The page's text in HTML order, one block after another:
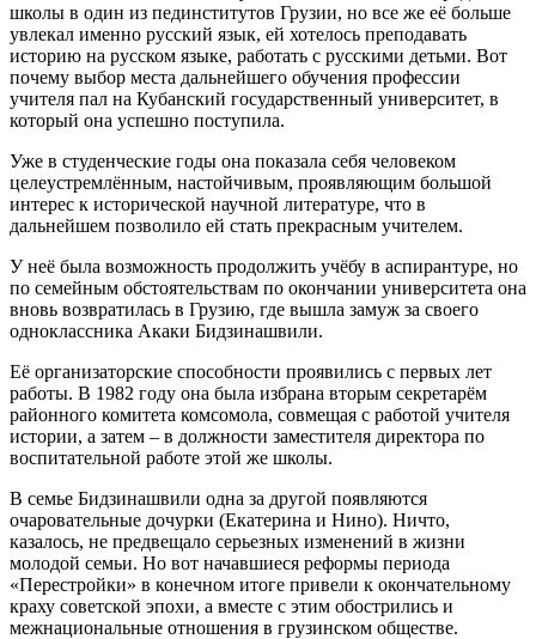
школы в один из пединститутов Грузии, но все же её больше
увлекал именно русский язык, ей хотелось преподавать
историю на русском языке, работать с русскими детьми. Вот
почему выбор места дальнейшего обучения профессии
учителя пал на Кубанский государственный университет, в
который она успешно поступила.
Уже в студенческие годы она показала себя человеком
целеустремлённым, настойчивым, проявляющим большой
интерес к исторической научной литературе, что в
дальнейшем позволило ей стать прекрасным учителем.
У неё была возможность продолжить учёбу в аспирантуре, но
по семейным обстоятельствам по окончании университета она
вновь возвратилась в Грузию, где вышла замуж за своего
одноклассника Акаки Бидзинашвили.
Её организаторские способности проявились с первых лет
работы. В 1982 году она была избрана вторым секретарём
районного комитета комсомола, совмещая с работой учителя
истории, а затем – в должности заместителя директора по
воспитательной работе этой же школы.
В семье Бидзинашвили одна за другой появляются
очаровательные дочурки (Екатерина и Нино). Ничто,
казалось, не предвещало серьезных изменений в жизни
молодой семьи. Но вот начавшиеся реформы периода
«Перестройки» в конечном итоге привели к окончательному
краху советской эпохи, а вместе с этим обострились и
межнациональные отношения в грузинском обществе.